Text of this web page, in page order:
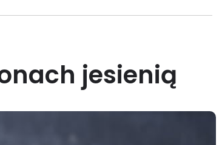
jesienią